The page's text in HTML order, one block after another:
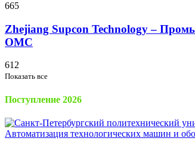
665
Zhejiang Supcon Technology –
OMC
612
Показать все
Поступление 2026